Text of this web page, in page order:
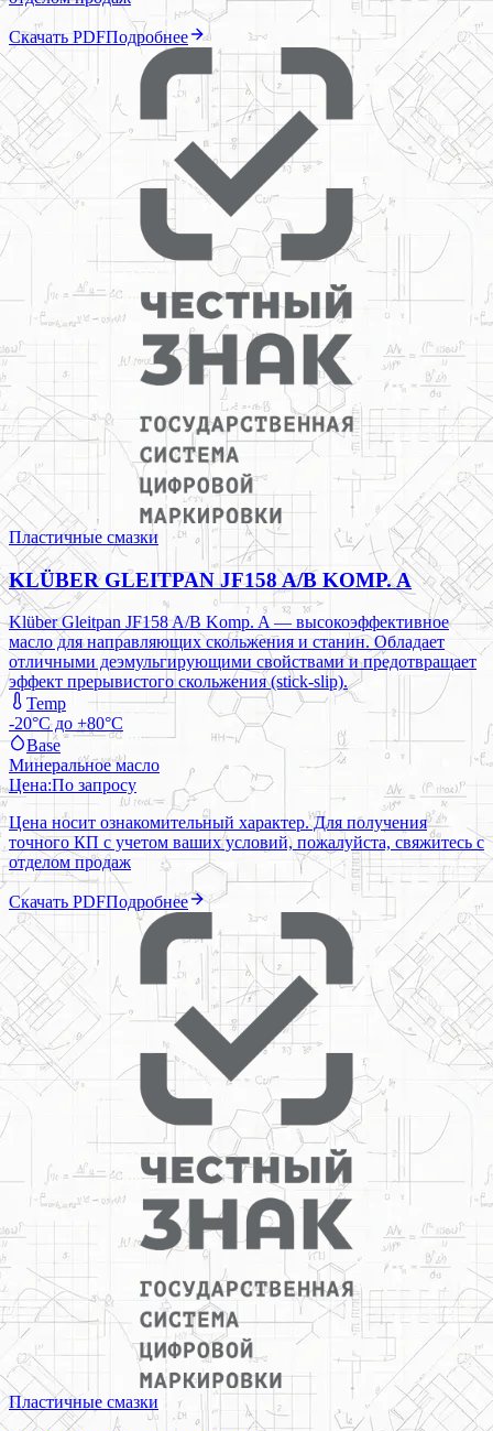
Скачать PDFПодробнее
Пластичные смазки
KLÜBER GLEITPAN JF158 A/B KOMP. A
Klüber Gleitpan JF158 A/B Komp. A — высокоэффективное
масло для направляющих скольжения и станин. Обладает
отличными деэмульгирующими свойствами и предотвращает
эффект прерывистого скольжения (stick-slip).
Temp
-20°C до +80°C
Base
Минеральное масло
Цена:По запросу
Цена носит ознакомительный характер. Для получения
точного КП с учетом ваших условий, пожалуйста, свяжитесь с
отделом продаж
Скачать PDFПодробнее
Пластичные смазки